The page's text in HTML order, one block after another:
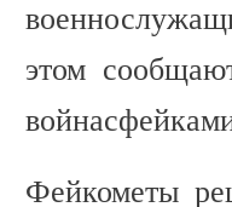
этом
Фейкометы